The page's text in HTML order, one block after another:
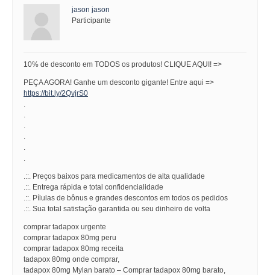
jason jason
Participante
10% de desconto em TODOS os produtos! CLIQUE AQUI! =>
PEÇA AGORA! Ganhe um desconto gigante! Entre aqui =>
https://bit.ly/2QvjrS0
.
.
.
.
.
.
.::. Preços baixos para medicamentos de alta qualidade
.::. Entrega rápida e total confidencialidade
.::. Pílulas de bônus e grandes descontos em todos os pedidos
.::. Sua total satisfação garantida ou seu dinheiro de volta
comprar tadapox urgente
comprar tadapox 80mg peru
comprar tadapox 80mg receita
tadapox 80mg onde comprar,
tadapox 80mg Mylan barato – Comprar tadapox 80mg barato,